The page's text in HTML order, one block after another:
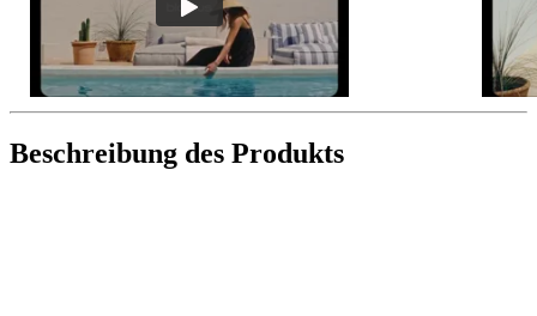
Beschreibung des Produkts